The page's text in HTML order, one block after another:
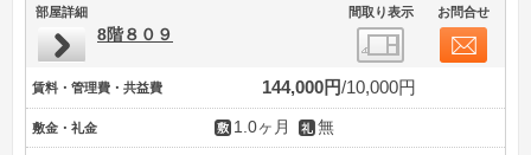
部屋詳細 間取り表示 お問合せ
8階８０９
賃料・管理費・共益費 144,000円 10,000円
敷金・礼金 1.0ヶ月 無